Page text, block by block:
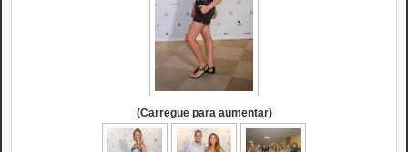
(Carregue para aumentar)